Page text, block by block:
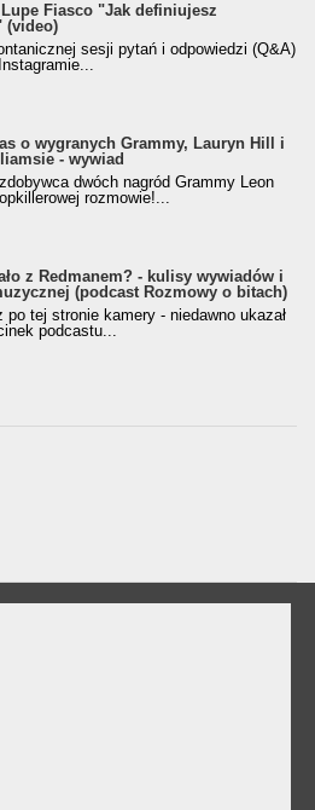
Fiasco "Jak definiujesz
(video)
sesji pytań i odpowiedzi (Q&A)
o wygranych Grammy, Lauryn Hill i
- wywiad
dwóch nagród Grammy Leon
rozmowie!...
z Redmanem? - kulisy wywiadów i
(podcast Rozmowy o bitach)
po tej stronie kamery - niedawno ukazał
podcastu...